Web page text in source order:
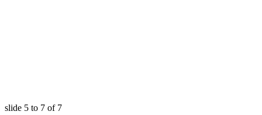
slide 5 to 7 of 7